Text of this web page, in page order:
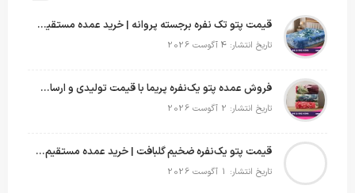
قیمت پتو تک نفره برجسته پروانه | خرید عمده مستقیم با بهترین قیمت بازار
تاریخ انتشار: 4 آگوست 2026
فروش عمده پتو یک‌نفره پریما با قیمت تولیدی و ارسال به سراسر کشور
تاریخ انتشار: 2 آگوست 2026
قیمت پتو یک‌نفره ضخیم گلبافت | خرید عمده مستقیم با بهترین قیمت
تاریخ انتشار: 1 آگوست 2026